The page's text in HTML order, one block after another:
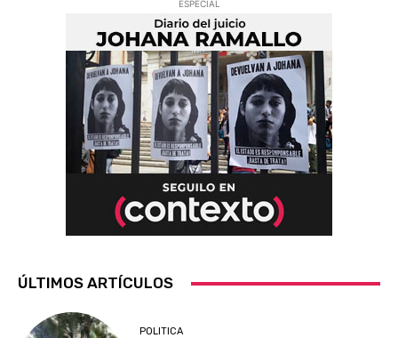
ESPECIAL
ÚLTIMOS ARTÍCULOS
POLITICA